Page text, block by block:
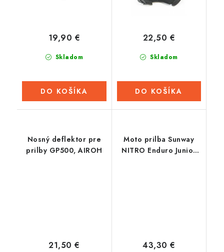
Skladom
19,90 €
DO KOŠÍKA
Skladom
22,50 €
DO KOŠÍKA
Nosný deflektor pre
prilby GP500, AIROH
21,50 €
Moto prilba Sunway
NITRO Enduro Junior
43,30 €